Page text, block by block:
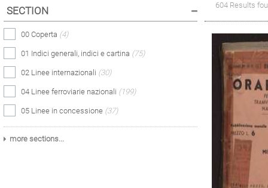
SECTION
00 Coperta (4)
01 Indici generali, indici e cartina (75)
02 Linee internazionali (30)
04 Linee ferroviarie nazionali (199)
05 Linee in concessione (37)
more sections...
604 Results